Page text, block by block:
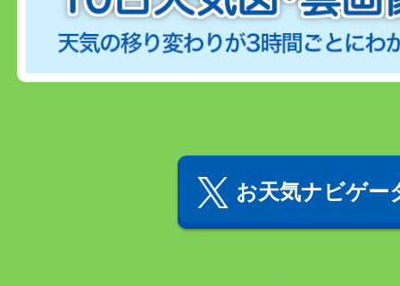
お天気ナビゲー